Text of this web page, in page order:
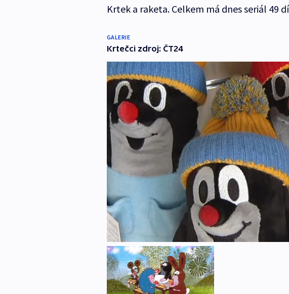
Krtek a raketa. Celkem má dnes seriál 49
GALERIE
Krtečci zdroj: ČT24